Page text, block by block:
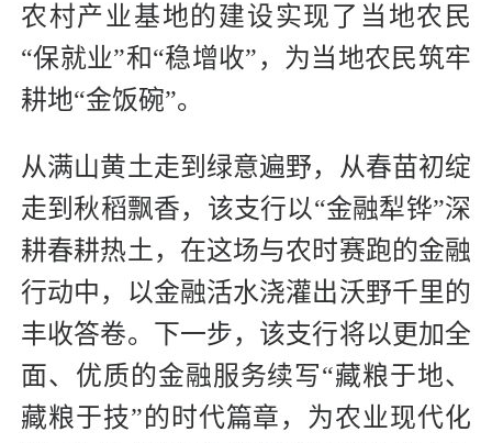
农村产业基地的建设实现了当地农民
“保就业”和“稳增收”，为当地农民筑牢
耕地“金饭碗”。
从满山黄土走到绿意遍野，从春苗初绽
走到秋稻飘香，该支行以“金融犁铧”深
耕春耕热土，在这场与农时赛跑的金融
行动中，以金融活水浇灌出沃野千里的
丰收答卷。下一步，该支行将以更加全
面、优质的金融服务续写“藏粮于地、
藏粮于技”的时代篇章，为农业现代化